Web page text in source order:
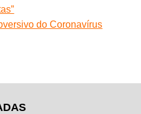
do Coronavírus